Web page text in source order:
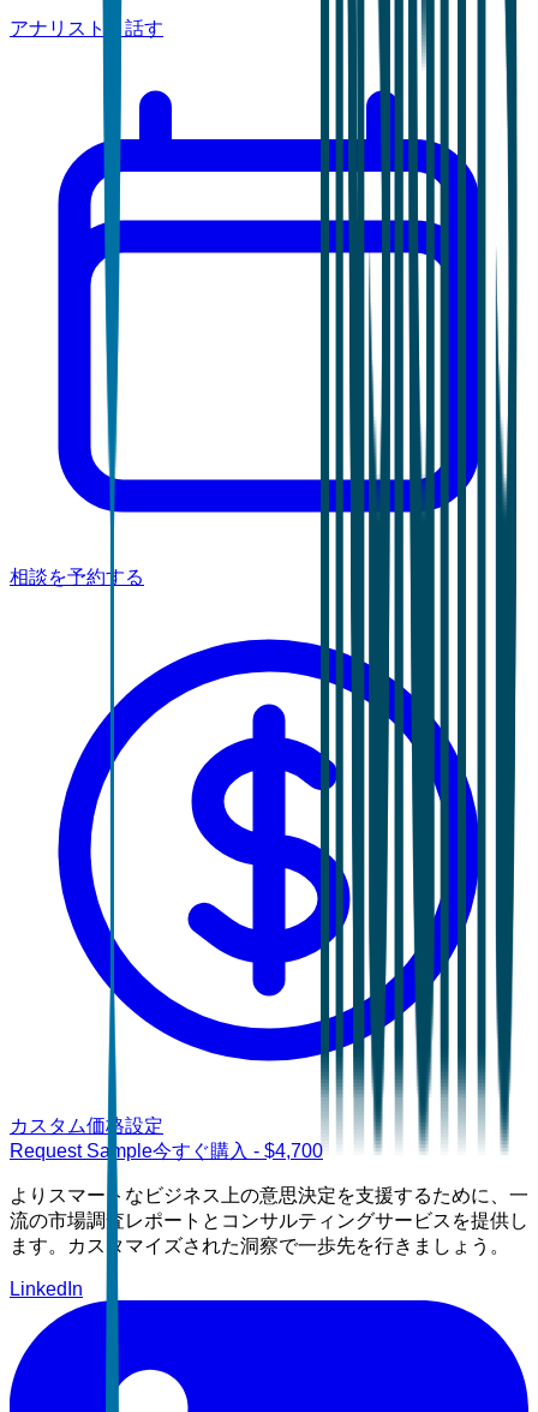
アナリストと話す
相談を予約する
カスタム価格設定
Request Sample今すぐ購入 - $4,700
よりスマートなビジネス上の意思決定を支援するために、一
流の市場調査レポートとコンサルティングサービスを提供し
ます。カスタマイズされた洞察で一歩先を行きましょう。
LinkedIn